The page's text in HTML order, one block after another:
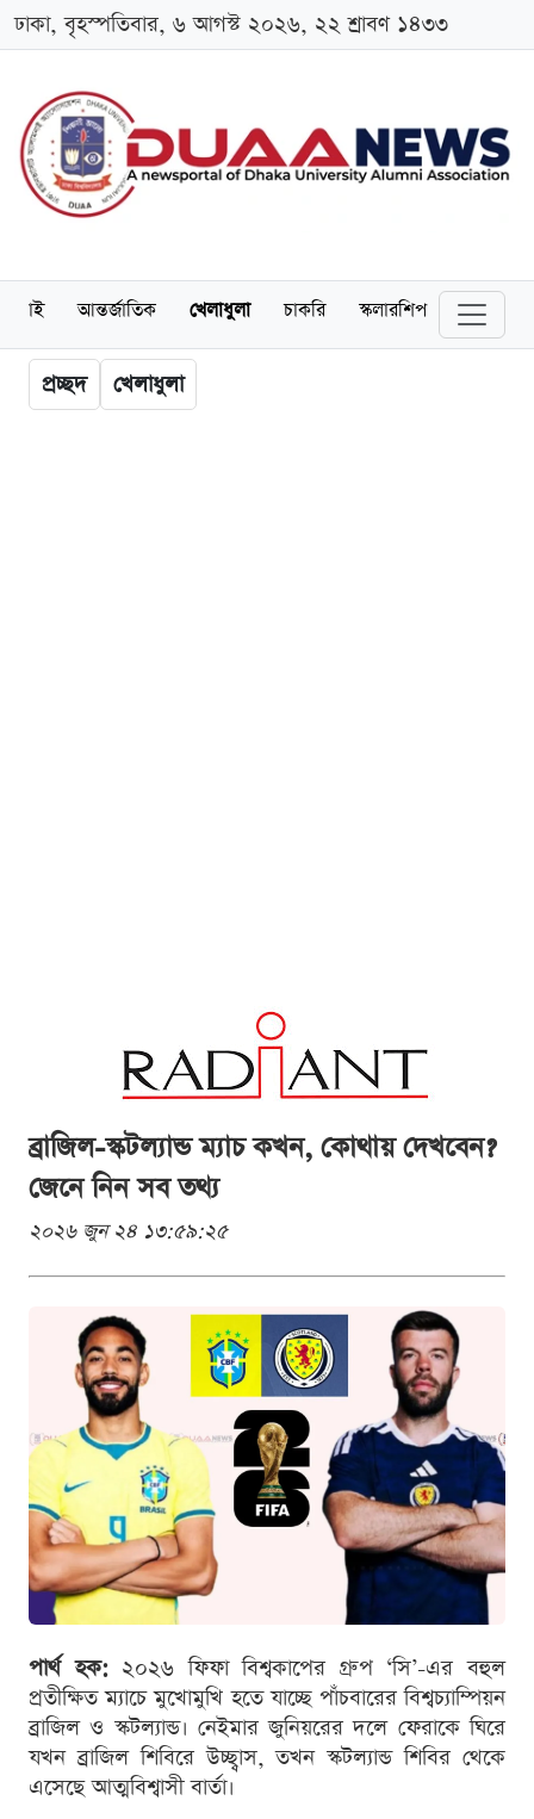
ঢাকা, বৃহস্পতিবার, ৬ আগস্ট ২০২৬, ২২ শ্রাবণ ১৪৩৩
আন্তর্জাতিক খেলাধুলা চাকরি স্কলারশিপ বিনোদন
প্রচ্ছদ খেলাধুলা
ব্রাজিল-স্কটল্যান্ড ম্যাচ কখন, কোথায় দেখবেন?
জেনে নিন সব তথ্য
২০২৬ জুন ২৪ ১৩:৫৯:২৫
পার্থ হক:২০২৬ ফিফা বিশ্বকাপের গ্রুপ ‘সি’-এর বহুল
প্রতীক্ষিত ম্যাচে মুখোমুখি হতে যাচ্ছে পাঁচবারের বিশ্বচ্যাম্পিয়ন
ব্রাজিল ও স্কটল্যান্ড। নেইমার জুনিয়রের দলে ফেরাকে ঘিরে
যখন ব্রাজিল শিবিরে উচ্ছ্বাস, তখন স্কটল্যান্ড শিবির থেকে
এসেছে আত্মবিশ্বাসী বার্তা।